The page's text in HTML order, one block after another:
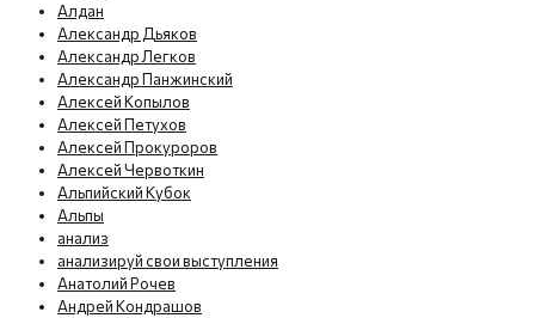
Алдан
Александр Дьяков
Александр Легков
Александр Панжинский
Алексей Копылов
Алексей Петухов
Алексей Прокуроров
Алексей Червоткин
Альпийский Кубок
Альпы
анализ
анализируй свои выступления
Анатолий Рочев
Андрей Кондрашов